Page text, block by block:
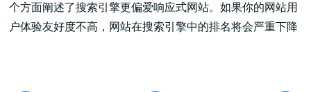
个方面阐述了搜索引擎更偏爱响应式网站。如果你的网站用
户体验友好度不高，网站在搜索引擎中的排名将会严重下降